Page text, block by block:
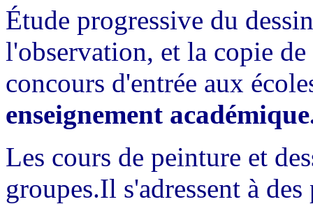
Étude progressive du
l'observation, et la copie
concours d'entrée aux
enseignement
Les cours de peinture et
groupes.Il s'adressent à